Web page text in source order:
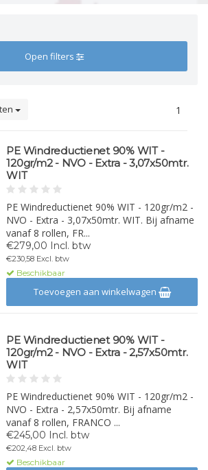
Open filters
1
PE Windreductienet 90% WIT -
120gr/m2 - NVO - Extra - 3,07x50mtr.
WIT
PE Windreductienet 90% WIT - 120gr/m2 -
NVO - Extra - 3,07x50mtr. WIT. Bij afname
vanaf 8 rollen, FR...
€279,00 Incl. btw
€230,58 Excl. btw
Beschikbaar
Toevoegen aan winkelwagen
PE Windreductienet 90% WIT -
120gr/m2 - NVO - Extra - 2,57x50mtr.
WIT
PE Windreductienet 90% WIT - 120gr/m2 -
NVO - Extra - 2,57x50mtr. Bij afname
vanaf 8 rollen, FRANCO ...
€245,00 Incl. btw
€202,48 Excl. btw
Beschikbaar